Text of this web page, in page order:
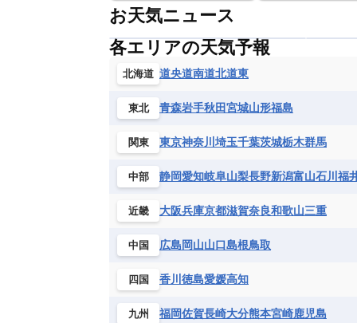
お天気ニュース
各エリアの天気予報
北海道 道央道南道北道東
東北 青森岩手秋田宮城山形福島
関東 東京神奈川 埼玉千葉茨城栃木群馬
中部 静岡愛知岐阜山梨長野新潟富山石川 福
近畿 大阪兵庫京都滋賀奈良和歌山三重
中国 広島岡山山口島根鳥取
四国 香川 徳島愛媛高知
九州 福岡佐賀長崎大分熊本宮崎鹿児島